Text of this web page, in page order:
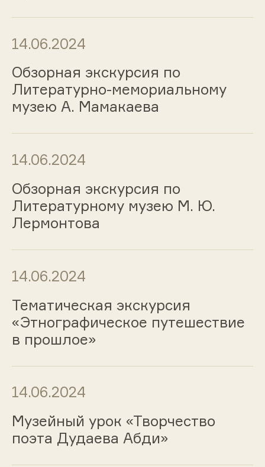
14.06.2024
Обзорная экскурсия по
Литературно-мемориальному
музею А. Мамакаева
14.06.2024
Обзорная экскурсия по
Литературному музею М. Ю.
Лермонтова
14.06.2024
Тематическая экскурсия
«Этнографическое путешествие
в прошлое»
14.06.2024
Музейный урок «Творчество
поэта Дудаева Абди»